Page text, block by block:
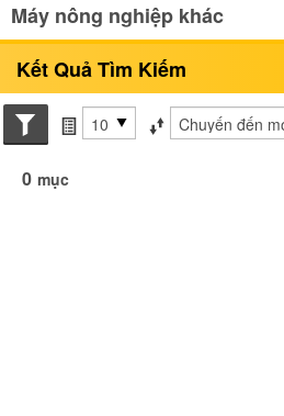
Máy nông nghiệp khác
Kết Quả Tìm Kiếm
Search conditions
các mục mỗi trang
Sắp xếp theo
0 mục